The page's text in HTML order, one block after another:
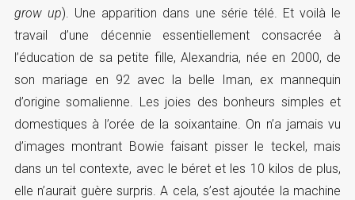
grow up). Une apparition dans une série télé. Et voilà le
travail d’une décennie essentiellement consacrée à
l’éducation de sa petite fille, Alexandria, née en 2000, de
son mariage en 92 avec la belle Iman, ex mannequin
d’origine somalienne. Les joies des bonheurs simples et
domestiques à l’orée de la soixantaine. On n’a jamais vu
d’images montrant Bowie faisant pisser le teckel, mais
dans un tel contexte, avec le béret et les 10 kilos de plus,
elle n’aurait guère surpris. A cela, s’est ajoutée la machine